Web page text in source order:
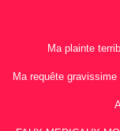
Ma plainte
Ma requête